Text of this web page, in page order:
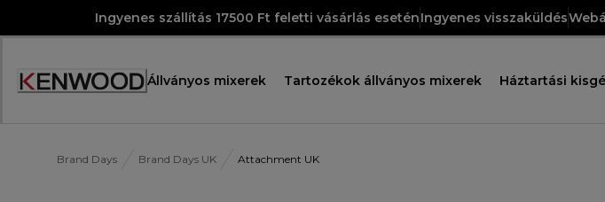
Ingyenes szállítás 17500 Ft feletti vásárlás eseténIngyenes visszaküldés
Accessibility
Állványos mixerek Tartozékok állványos mixerek Háztartási
Brand Days Brand Days UK Attachment UK